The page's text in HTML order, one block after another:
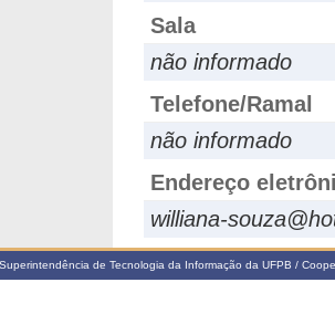
Sala
não informado
Telefone/Ramal
não informado
Endereço
williana-
de Tecnologia da Informação da UFPB /